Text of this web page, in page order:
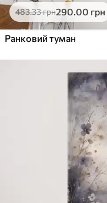
483.33грн290.00 грн
Ранковий туман